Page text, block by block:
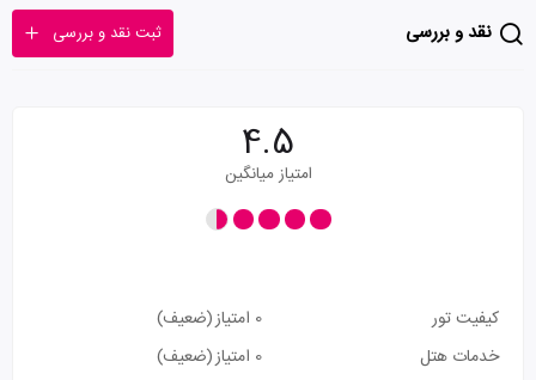
نقد و بررسی ثبت نقد و بررسی
4.5
امتیاز میانگین
کیفیت تور 0 امتیاز
(ضعیف)
خدمات هتل
0 امتیاز
(ضعیف)